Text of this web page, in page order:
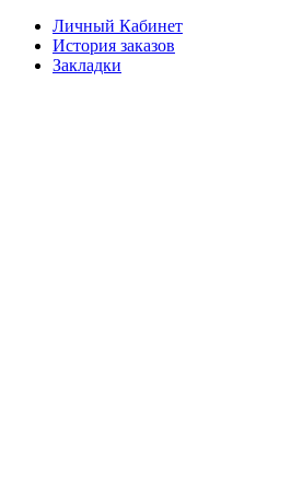
Личный Кабинет
История заказов
Закладки